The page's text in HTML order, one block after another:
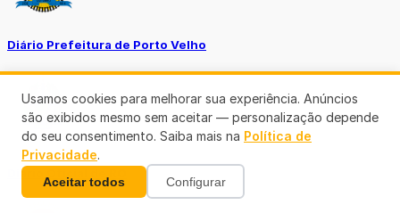
Diário Prefeitura de Porto Velho
Diário Oficial de RO
Usamos cookies para melhorar sua experiência. Anúncios
são exibidos mesmo sem aceitar — personalização depende
do seu consentimento. Saiba mais na Política de
Privacidade.
Aceitar todos Configurar